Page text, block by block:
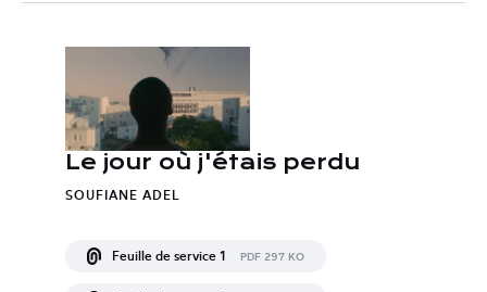
Le jour où j'étais perdu
SOUFIANE ADEL
Feuille de service 1 PDF 297 KO